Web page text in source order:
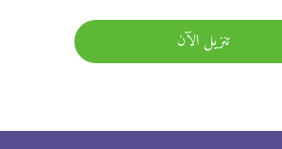
تنزيل الآن